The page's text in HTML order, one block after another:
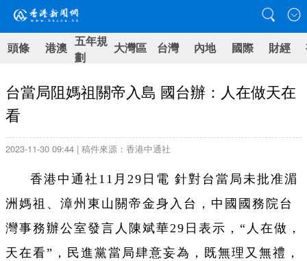
頭條 港澳 五年規
劃
大灣區 台灣 內地 國際 財經
台當局阻媽祖關帝入島 國台辦：人在做天在
看
2023-11-30 09:44 | 稿件來源：香港中通社
香港中通社11月29日電 針對台當局未批准湄
洲媽祖、漳州東山關帝金身入台，中國國務院台
灣事務辦公室發言人陳斌華29日表示，“人在做，
天在看”，民進黨當局肆意妄為，既無理又無禮，